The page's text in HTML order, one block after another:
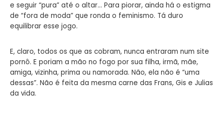
e seguir “pura” até o altar… Para piorar, ainda há o estigma
de “fora de moda” que ronda o feminismo. Tá duro
equilibrar esse jogo.
E, claro, todos os que as cobram, nunca entraram num site
pornô. E poriam a mão no fogo por sua filha, irmã, mãe,
amiga, vizinha, prima ou namorada. Não, ela não é “uma
dessas”. Não é feita da mesma carne das Frans, Gis e Julias
da vida.